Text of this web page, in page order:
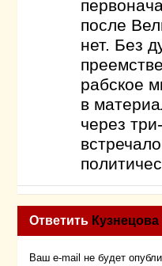
после
нет. Без
рабское
в
через
Ответить Кузнецова
Ваш e-mail не будет